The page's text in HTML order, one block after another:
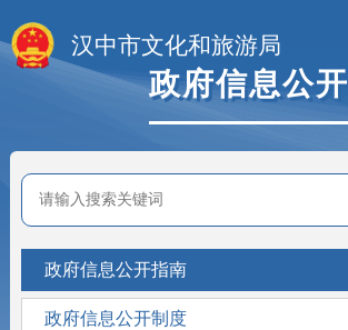
汉中市文化和旅游局
政府信息公开
政府信息公开指南
政府信息公开制度